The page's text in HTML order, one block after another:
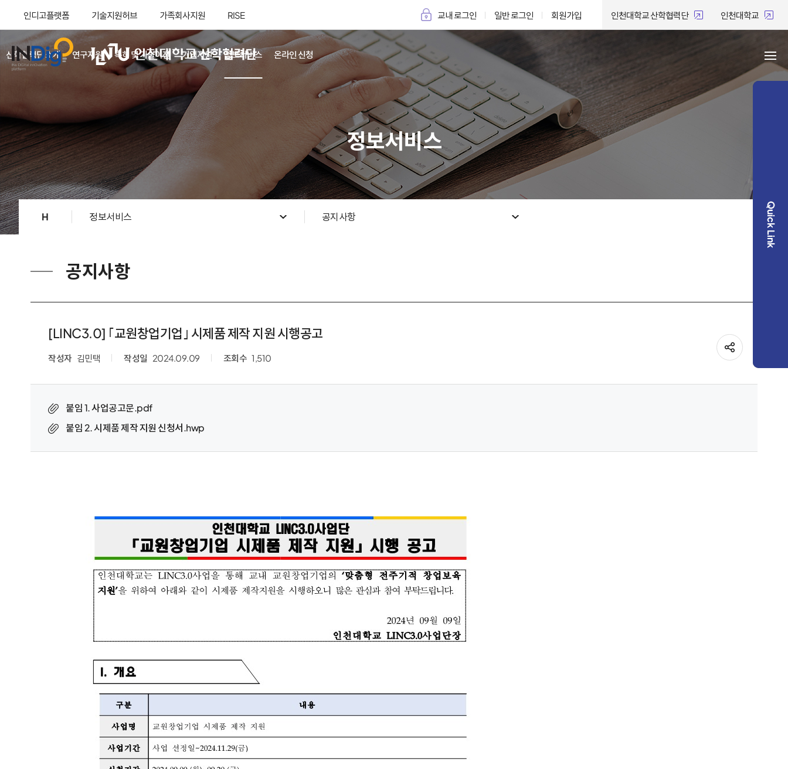
인디고플랫폼 기술지원허브 가족회사지원 RISE 교내 로그인 일반 로그인 회원가입 인천대학교 산학협력단 인천대학교
산학협력단 소개 연구지원 특허 및 기술이전 기업지원 정보서비스 온라인 신청
정보서비스
H 정보서비스 공지사항
공지사항
[LINC3.0] ｢교원창업기업｣ 시제품 제작 지원 시행공고
작성자 김민택 작성일 2024.09.09 조회수 1,510
붙임 1. 사업공고문.pdf
붙임 2. 시제품 제작 지원 신청서.hwp